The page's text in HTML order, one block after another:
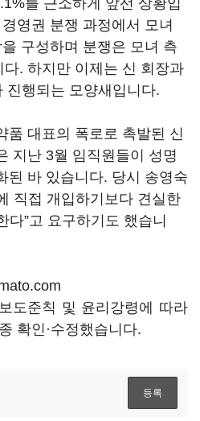
를 근소하게 앞선 상황입
영권 분쟁 과정에서 모녀
구성하며 분쟁은 모녀 측
. 하지만 이제는 신 회장과
진행되는 모양새입니다.
품 대표의 폭로로 촉발된 신
지난 3월 임직원들이 성명
된 바 있습니다. 당시 송영숙
직접 개입하기보다 견실한
다”고 요구하기도 했습니
도준칙 및 윤리강령에 따라
확인·수정했습니다.